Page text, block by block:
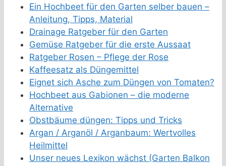
Ein Hochbeet für den Garten selber bauen –
Anleitung, Tipps, Material
Drainage Ratgeber für den Garten
Gemüse Ratgeber für die erste Aussaat
Ratgeber Rosen – Pflege der Rose
Kaffeesatz als Düngemittel
Eignet sich Asche zum Düngen von Tomaten?
Hochbeet aus Gabionen – die moderne
Alternative
Obstbäume düngen: Tipps und Tricks
Argan / Arganöl / Arganbaum: Wertvolles
Heilmittel
Unser neues Lexikon wächst (Garten Balkon